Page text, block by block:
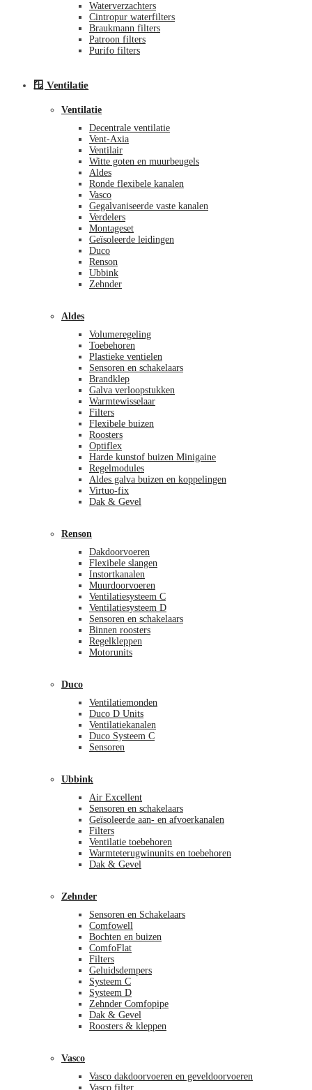
Waterverzachters
Cintropur waterfilters
Braukmann filters
Patroon filters
Purifo filters
🪟 Ventilatie
Ventilatie
Decentrale ventilatie
Vent-Axia
Ventilair
Witte goten en muurbeugels
Aldes
Ronde flexibele kanalen
Vasco
Gegalvaniseerde vaste kanalen
Verdelers
Montageset
Geïsoleerde leidingen
Duco
Renson
Ubbink
Zehnder
Aldes
Volumeregeling
Toebehoren
Plastieke ventielen
Sensoren en schakelaars
Brandklep
Galva verloopstukken
Warmtewisselaar
Filters
Flexibele buizen
Roosters
Optiflex
Harde kunstof buizen Minigaine
Regelmodules
Aldes galva buizen en koppelingen
Virtuo-fix
Dak & Gevel
Renson
Dakdoorvoeren
Flexibele slangen
Instortkanalen
Muurdoorvoeren
Ventilatiesysteem C
Ventilatiesysteem D
Sensoren en schakelaars
Binnen roosters
Regelkleppen
Motorunits
Duco
Ventilatiemonden
Duco D Units
Ventilatiekanalen
Duco Systeem C
Sensoren
Ubbink
Air Excellent
Sensoren en schakelaars
Geïsoleerde aan- en afvoerkanalen
Filters
Ventilatie toebehoren
Warmteterugwinunits en toebehoren
Dak & Gevel
Zehnder
Sensoren en Schakelaars
Comfowell
Bochten en buizen
ComfoFlat
Filters
Geluidsdempers
Systeem C
Systeem D
Zehnder Comfopipe
Dak & Gevel
Roosters & kleppen
Vasco
Vasco dakdoorvoeren en geveldoorvoeren
Vasco filter